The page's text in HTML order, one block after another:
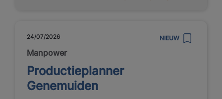
24/07/2026 NIEUW
Manpower
Productieplanner
Genemuiden